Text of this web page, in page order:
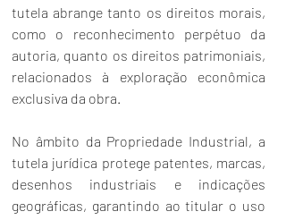
tutela abrange tanto os direitos morais,
como o reconhecimento perpétuo da
autoria, quanto os direitos patrimoniais,
relacionados à exploração econômica
exclusiva da obra.
No âmbito da Propriedade Industrial, a
tutela jurídica protege patentes, marcas,
desenhos industriais e indicações
geográficas, garantindo ao titular o uso